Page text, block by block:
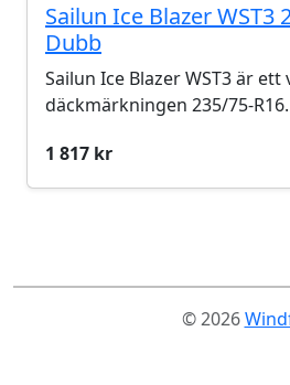
Sailun Ice Blazer WST3
Dubb
Sailun Ice Blazer WST3 är
däckmärkningen 235/75-R16.
1 817 kr
© 2026